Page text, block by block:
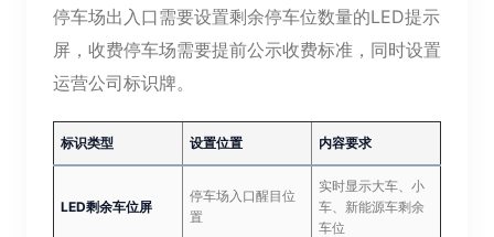
停车场出入口需要设置剩余停车位数量的LED提示
屏，收费停车场需要提前公示收费标准，同时设置
运营公司标识牌。
标识类型 设置位置 内容要求
LED剩余车位屏
停车场入口醒目位
置
实时显示大车、小
车、新能源车剩余
车位